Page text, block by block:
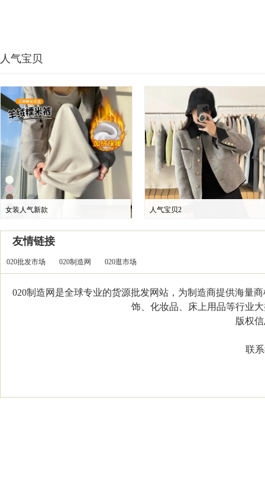
人气宝贝
女装人气新款 人气宝贝2
友情链接
020批发市场 020制造网 020逛市场
020制造网是全球专业的货源批发网站，为制造商提供海量
饰、化妆品、床上用品等行业
版权信
联